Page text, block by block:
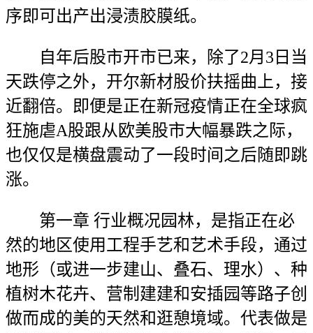
序即可出产出浸渍胶膜纸。
自年后股市开市已来，除了2月3日当
天跌停之外，开尔新材股价扶摇曲上，接
近翻倍。即便是正在新冠疫情正在全球疯
狂施虐A股跟从欧美股市大幅暴跌之际，
也仅仅是横盘震动了一段时间之后随即跳
涨。
第一章 行业概况园林，是指正在必
然的地区使用工程手艺和艺术手段，通过
地形（或进一步建山、叠石、理水）、种
植树木花卉、营制建建和安插园等路子创
做而成的美的天然和逛憩境域。代表做是